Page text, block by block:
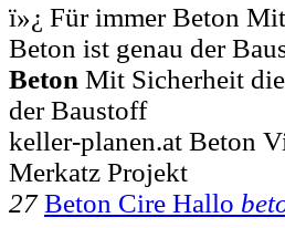
ï»¿ Für immer Beton
Beton ist genau der
Beton Mit Sicherheit
der Baustoff
keller-planen.at Beton
Merkatz Projekt
27 Beton Cire Hallo